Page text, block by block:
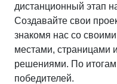
дистанционный этап
Создавайте свои
знакомя нас со
местами, страницами
решениями. По
победителей.